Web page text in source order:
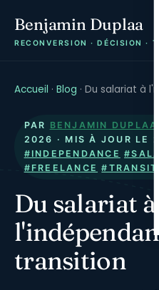
Benjamin Duplaa
RECONVERSION · DÉCISION ·
Accueil · Blog · Du salariat à
PAR BENJAMIN DUPLAA
2026 · MIS À JOUR LE
#INDEPENDANCE
#FREELANCE
Du salariat à
transition